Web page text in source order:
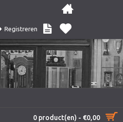
Registreren
0 product(en) - €0,00